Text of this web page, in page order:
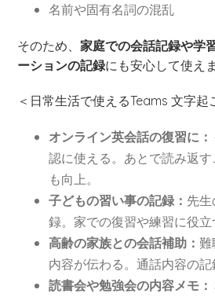
名前や固有名詞の混乱
そのため、家庭での会話記録や学
ーションの記録にも安心して使えま
＜日常生活で使えるTeams 文字起
オンライン英会話の復習に：
認に使える。あとで読み返
も向上。
子どもの習い事の記録： 先
録。家での復習や練習に役立
高齢の家族との会話補助：
内容が伝わる。通話内容の記
読書会や勉強会の内容メモ：